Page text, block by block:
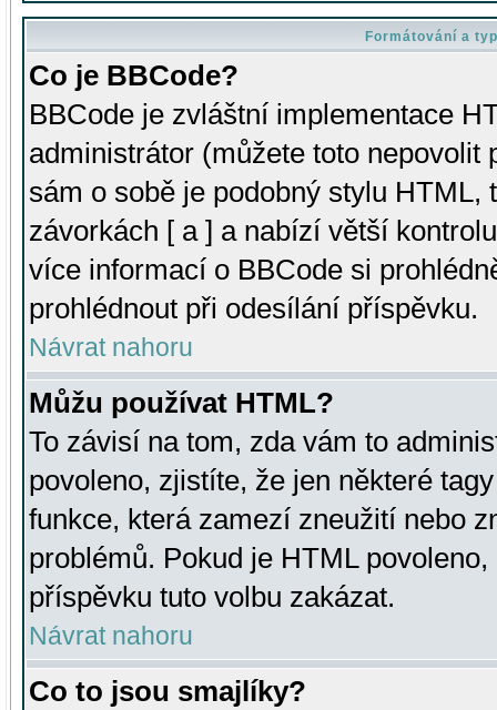
Formátování a
Co je BBCode?
BBCode je zvláštní implementace
administrátor (můžete toto
sám o sobě je podobný stylu HTML,
závorkách [ a ] a nabízí větší
více informací o BBCode si
prohlédnout při odesílání příspěvku.
Návrat nahoru
Můžu používat HTML?
To závisí na tom, zda vám to
povoleno, zjistíte, že jen některé
funkce, která zamezí zneužití nebo
problémů. Pokud je HTML
příspěvku tuto volbu zakázat.
Návrat nahoru
Co to jsou smajlíky?